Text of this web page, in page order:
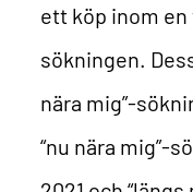
ett köp inom
sökningen.
nära mig”-
“nu nära mig”-